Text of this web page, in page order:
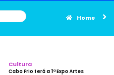
Home
Cultura
Cabo Frio terá a 1ª Expo Artes